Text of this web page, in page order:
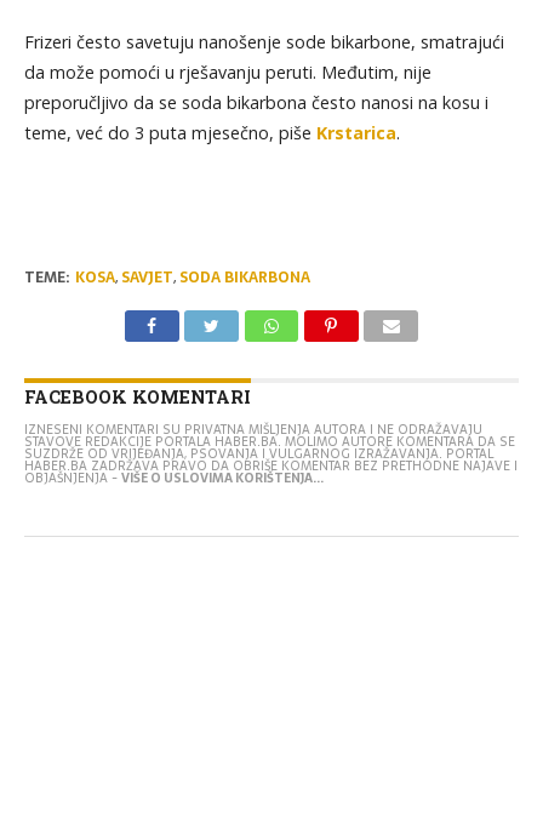
Frizeri često savetuju nanošenje sode bikarbone, smatrajući
da može pomoći u rješavanju peruti. Međutim, nije
preporučljivo da se soda bikarbona često nanosi na kosu i
teme, već do 3 puta mjesečno, piše Krstarica.
TEME: KOSA, SAVJET, SODA BIKARBONA
FACEBOOK KOMENTARI
IZNESENI KOMENTARI SU PRIVATNA MIŠLJENJA AUTORA I NE ODRAŽAVAJU
STAVOVE REDAKCIJE PORTALA HABER.BA. MOLIMO AUTORE KOMENTARA DA SE
SUZDRŽE OD VRIJEĐANJA, PSOVANJA I VULGARNOG IZRAŽAVANJA. PORTAL
HABER.BA ZADRŽAVA PRAVO DA OBRIŠE KOMENTAR BEZ PRETHODNE NAJAVE I
OBJAŠNJENJA -VIŠE O USLOVIMA KORIŠTENJA...